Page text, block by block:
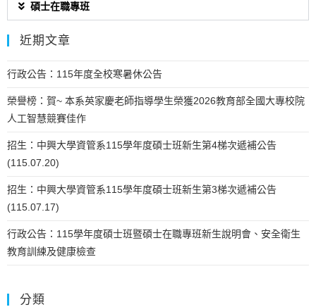
碩士在職專班
近期文章
行政公告：115年度全校寒暑休公告
榮譽榜：賀~ 本系英家慶老師指導學生榮獲2026教育部全國大專校院
人工智慧競賽佳作
招生：中興大學資管系115學年度碩士班新生第4梯次遞補公告
(115.07.20)
招生：中興大學資管系115學年度碩士班新生第3梯次遞補公告
(115.07.17)
行政公告：115學年度碩士班暨碩士在職專班新生說明會、安全衛生
教育訓練及健康檢查
分類